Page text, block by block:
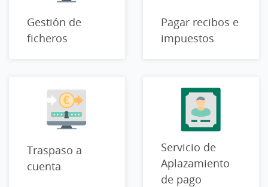
Gestión de
ficheros
Pagar recibos e
impuestos
Traspaso a
cuenta
Servicio de
Aplazamiento
de pago